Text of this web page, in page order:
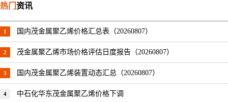
热门 资讯
1 国内茂金属聚乙烯价格汇总表（20260807）
2 茂金属聚乙烯市场价格评估日度报告（20260807）
3 国内茂金属聚乙烯装置动态汇总（20260807）
4 中石化华东茂金属聚乙烯价格下调